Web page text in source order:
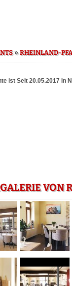
»RHEINLAND-
ist Seit 20.05.2017 in
VON